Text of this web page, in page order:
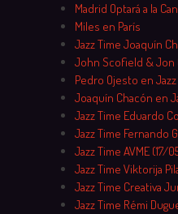
Madrid Optará a la
Miles en París
Jazz Time Joaquín
John Scofield & Jon
Pedro Ojesto en
Joaquín Chacón en
Jazz Time Eduardo
Jazz Time Fernando
Jazz Time AVME (17/
Jazz Time Viktorija
Jazz Time Creativa
Jazz Time Rémi